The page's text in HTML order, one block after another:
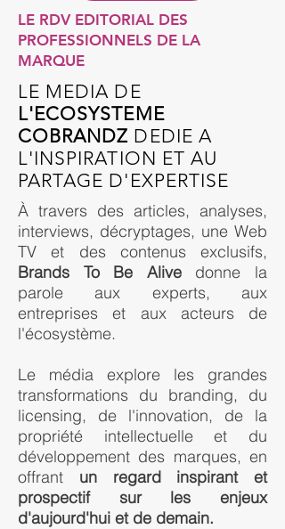
LE RDV EDITORIAL DES
PROFESSIONNELS DE LA
MARQUE
LE MEDIA DE
L'ECOSYSTEME
COBRANDZ DEDIE A
L'INSPIRATION ET AU
PARTAGE D'EXPERTISE
À travers des articles, analyses,
interviews, décryptages, une Web
TV et des contenus exclusifs,
Brands To Be Alivedonne la
parole aux experts, aux
entreprises et aux acteurs de
l'écosystème.
Le média explore les grandes
transformations du branding, du
licensing, de l'innovation, de la
propriété intellectuelle et du
développement des marques, en
offrant un regard inspirant et
prospectif sur les enjeux
d'aujourd'hui et de demain.